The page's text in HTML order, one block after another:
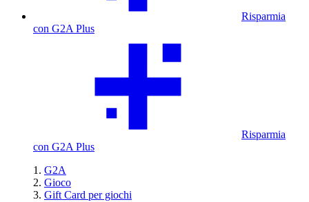
Risparmia
con G2A Plus
Risparmia
con G2A Plus
G2A
Gioco
Gift Card per giochi